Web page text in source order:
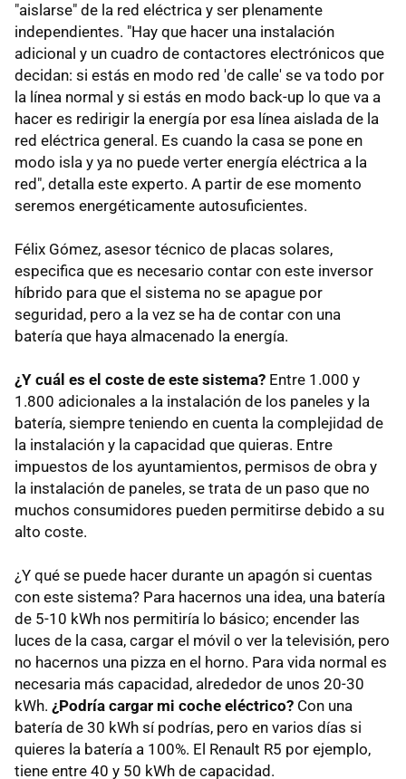
"aislarse" de la red eléctrica y ser plenamente
independientes. "Hay que hacer una instalación
adicional y un cuadro de contactores electrónicos que
decidan: si estás en modo red 'de calle' se va todo por
la línea normal y si estás en modo back-up lo que va a
hacer es redirigir la energía por esa línea aislada de la
red eléctrica general. Es cuando la casa se pone en
modo isla y ya no puede verter energía eléctrica a la
red", detalla este experto. A partir de ese momento
seremos energéticamente autosuficientes.
Félix Gómez, asesor técnico de placas solares,
especifica que es necesario contar con este inversor
híbrido para que el sistema no se apague por
seguridad, pero a la vez se ha de contar con una
batería que haya almacenado la energía.
¿Y cuál es el coste de este sistema? Entre 1.000 y
1.800 adicionales a la instalación de los paneles y la
batería, siempre teniendo en cuenta la complejidad de
la instalación y la capacidad que quieras. Entre
impuestos de los ayuntamientos, permisos de obra y
la instalación de paneles, se trata de un paso que no
muchos consumidores pueden permitirse debido a su
alto coste.
¿Y qué se puede hacer durante un apagón si cuentas
con este sistema? Para hacernos una idea, una batería
de 5-10 kWh nos permitiría lo básico; encender las
luces de la casa, cargar el móvil o ver la televisión, pero
no hacernos una pizza en el horno. Para vida normal es
necesaria más capacidad, alrededor de unos 20-30
kWh. ¿Podría cargar mi coche eléctrico? Con una
batería de 30 kWh sí podrías, pero en varios días si
quieres la batería a 100%. El Renault R5 por ejemplo,
tiene entre 40 y 50 kWh de capacidad.